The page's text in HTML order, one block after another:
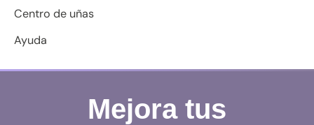
Centro de uñas
Ayuda
Mejora tus